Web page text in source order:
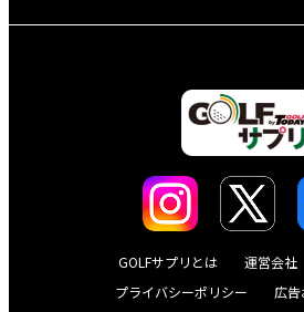
GOLFサプリとは 運営会社
プライバシーポリシー
広